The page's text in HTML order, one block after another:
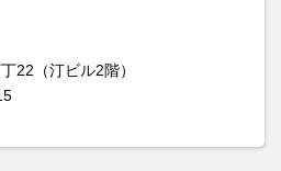
22（汀ビル2階）